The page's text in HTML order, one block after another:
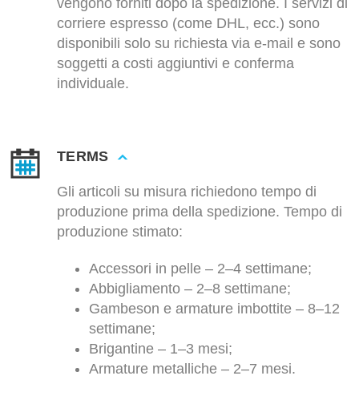
vengono forniti dopo la spedizione. I servizi di
corriere espresso (come DHL, ecc.) sono
disponibili solo su richiesta via e-mail e sono
soggetti a costi aggiuntivi e conferma
individuale.
TERMS
Gli articoli su misura richiedono tempo di
produzione prima della spedizione. Tempo di
produzione stimato:
Accessori in pelle – 2–4 settimane;
Abbigliamento – 2–8 settimane;
Gambeson e armature imbottite – 8–12
settimane;
Brigantine – 1–3 mesi;
Armature metalliche – 2–7 mesi.